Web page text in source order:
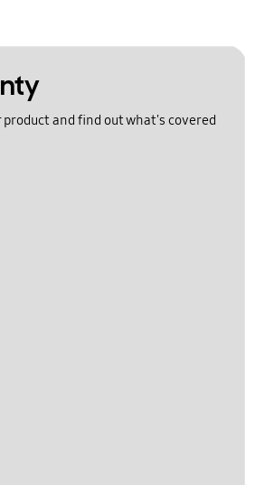
product and find out what's covered